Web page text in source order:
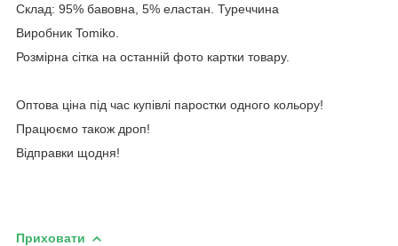
Склад: 95% бавовна, 5% еластан. Туреччина
Виробник Tomiko.
Розмірна сітка на останній фото картки товару.
Оптова ціна під час купівлі паростки одного кольору!
Працюємо також дроп!
Відправки щодня!
Приховати